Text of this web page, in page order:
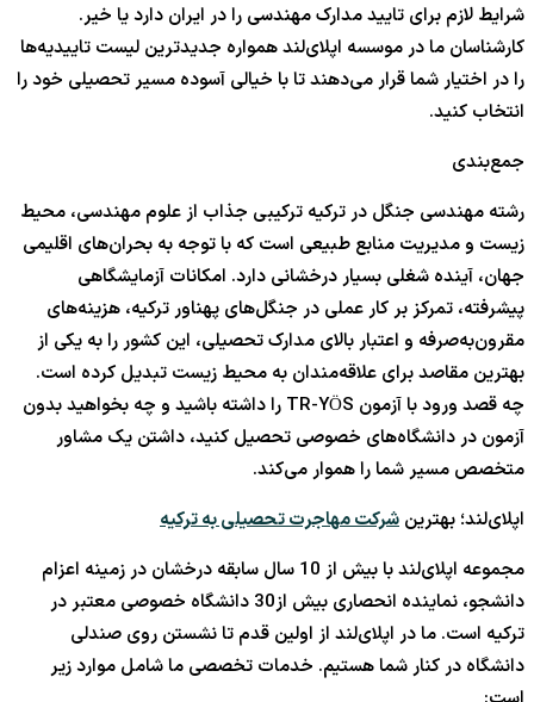
شرایط لازم برای تایید مدارک مهندسی را در ایران دارد یا خیر.
کارشناسان ما در موسسه اپلای‌لند همواره جدیدترین لیست تاییدیه‌ها
را در اختیار شما قرار می‌دهند تا با خیالی آسوده مسیر تحصیلی خود را
انتخاب کنید.
جمع‌بندی
رشته مهندسی جنگل در ترکیه ترکیبی جذاب از علوم مهندسی، محیط
زیست و مدیریت منابع طبیعی است که با توجه به بحران‌های اقلیمی
جهان، آینده شغلی بسیار درخشانی دارد. امکانات آزمایشگاهی
پیشرفته، تمرکز بر کار عملی در جنگل‌های پهناور ترکیه، هزینه‌های
مقرون‌به‌صرفه و اعتبار بالای مدارک تحصیلی، این کشور را به یکی از
بهترین مقاصد برای علاقه‌مندان به محیط زیست تبدیل کرده است.
چه قصد ورود با آزمون TR-YÖS را داشته باشید و چه بخواهید بدون
آزمون در دانشگاه‌های خصوصی تحصیل کنید، داشتن یک مشاور
متخصص مسیر شما را هموار می‌کند.
اپلای‌لند؛ بهترین شرکت مهاجرت تحصیلی به ترکیه
مجموعه اپلای‌لند با بیش از 10 سال سابقه درخشان در زمینه اعزام
دانشجو، نماینده انحصاری بیش از30 دانشگاه خصوصی معتبر در
ترکیه است. ما در اپلای‌لند از اولین قدم تا نشستن روی صندلی
دانشگاه در کنار شما هستیم. خدمات تخصصی ما شامل موارد زیر